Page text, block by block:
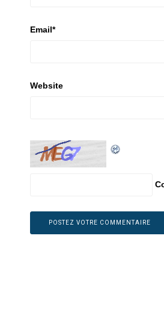
Email*
Website